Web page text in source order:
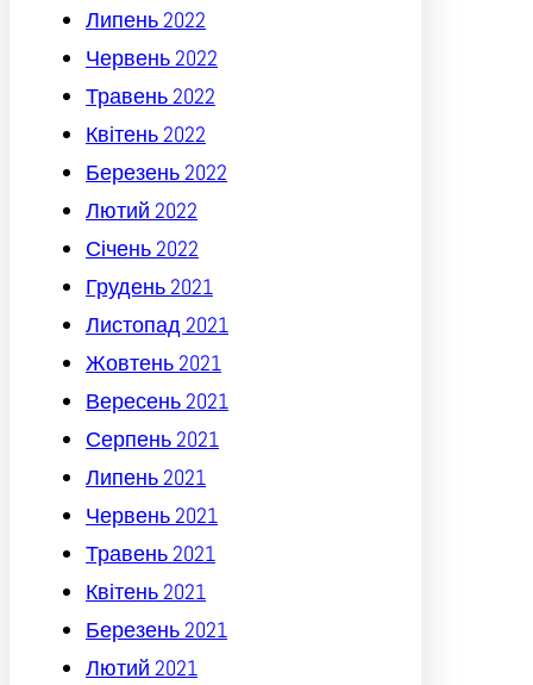
Липень 2022
Червень 2022
Травень 2022
Квітень 2022
Березень 2022
Лютий 2022
Січень 2022
Грудень 2021
Листопад 2021
Жовтень 2021
Вересень 2021
Серпень 2021
Липень 2021
Червень 2021
Травень 2021
Квітень 2021
Березень 2021
Лютий 2021